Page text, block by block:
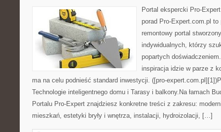
Portal ekspercki Pro-
porad Pro-Expert.com.pl to
remontowy portal
indywidualnych, którzy
popartych
inspiracja idzie w parze z
ma na celu podnieść standard inwestycji. ([pro-
Technologie inteligentnego domu i Tarasy i balkony.Na łamach
Portalu Pro-Expert znajdziesz konkretne treści z zakresu:
mieszkań, estetyki bryły i wnętrza, instalacji, hydroizolacji, […]